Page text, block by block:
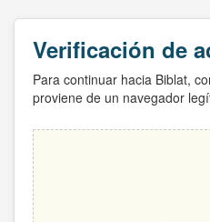
Verificación de
Para continuar hacia Biblat,
proviene de un navegador